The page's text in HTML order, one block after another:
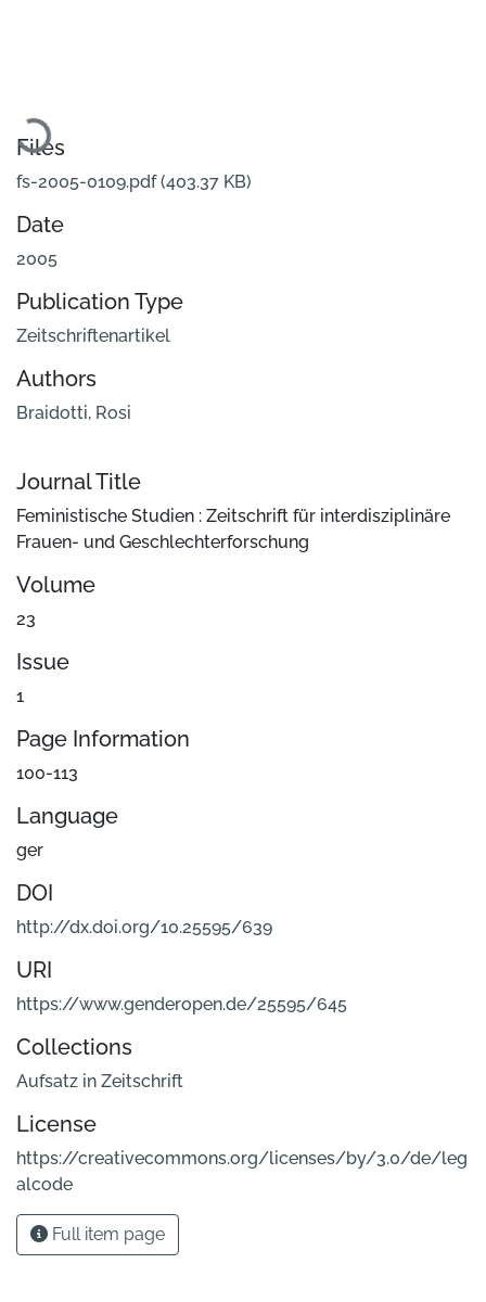
Loading...
Files
fs-2005-0109.pdf(403.37 KB)
Date
2005
Publication Type
Zeitschriftenartikel
Authors
Braidotti, Rosi
Journal Title
Feministische Studien : Zeitschrift für interdisziplinäre
Frauen- und Geschlechterforschung
Volume
23
Issue
1
Page Information
100-113
Language
ger
DOI
http://dx.doi.org/10.25595/639
URI
https://www.genderopen.de/25595/645
Collections
Aufsatz in Zeitschrift
License
https://creativecommons.org/licenses/by/3.0/de/leg
alcode
Full item page